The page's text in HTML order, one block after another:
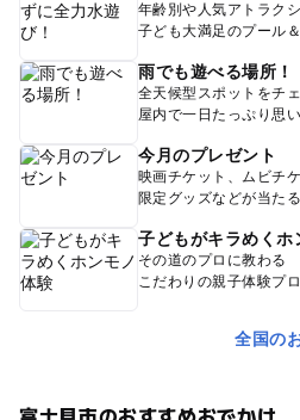
年齢別や人気アトラク
子ども大満足のプール
雨でも遊べる場所！
全天候型スポットをチ
屋内で一日たっぷり思
今月のプレゼント
映画チケット、ムビチケ
限定グッズなどが当たる
子どもがキラめくホ
その道のプロに教わる
こだわりの親子体験プ
全国の